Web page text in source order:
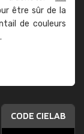
être sûr de la
de couleurs
CODE CIELAB